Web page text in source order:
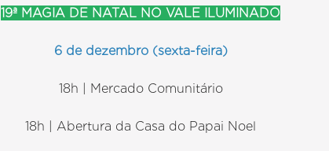
19ª MAGIA DE NATAL NO VALE ILUMINADO
6 de dezembro (sexta-feira)
18h | Mercado Comunitário
18h | Abertura da Casa do Papai Noel